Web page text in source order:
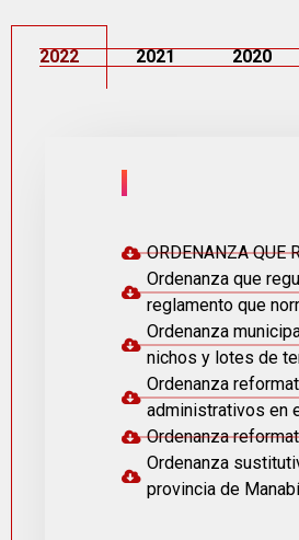
2022 2021 2020
ORDENANZA QUE
Ordenanza que
reglamento que
Ordenanza
nichos y lotes de
Ordenanza
administrativos en
Ordenanza
Ordenanza
provincia de